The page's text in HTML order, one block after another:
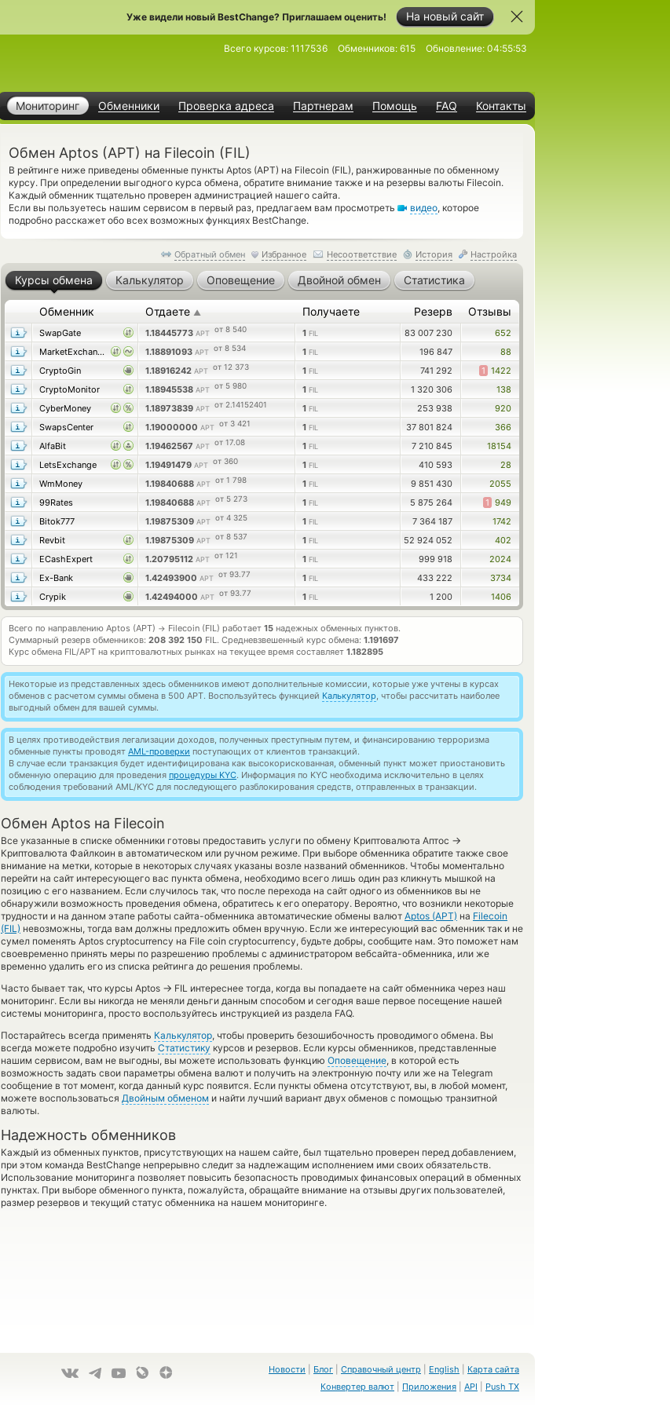
На новый сайт
Уже видели новый BestChange? Приглашаем оценить!
Мониторинг Обменники Проверка адреса Партнерам Помощь FAQ Контакты
Всего курсов: 1117536 Обменников: 615 Обновление: 04:55:53
Обмен Aptos (APT) на Filecoin (FIL)
В рейтинге ниже приведены обменные пункты Aptos (APT) на Filecoin (FIL), ранжированные по обменному
курсу. При определении выгодного курса обмена, обратите внимание также и на резервы валюты Filecoin.
Каждый обменник тщательно проверен администрацией нашего сайта.
Если вы пользуетесь нашим сервисом в первый раз, предлагаем вам просмотреть
видео, которое
подробно расскажет обо всех возможных функциях BestChange.
Обратный обмен Избранное Несоответствие История Настройка
Курсы обмена Калькулятор Оповещение Двойной обмен Статистика
Обменник Отдаете ▲ Получаете Резерв Отзывы
SwapGate 1.18445773 APT от 8 540 1 FIL 83 007 230
652
MarketExchange
1.18891093 APT от 8 534 1 FIL 196 847
88
CryptoGin
1.18916242 APT от 12 373 1 FIL 741 292 1 1422
CryptoMonitor
1.18945538 APT от 5 980 1 FIL 1 320 306
138
CyberMoney
1.18973839 APT от 2.14152401 1 FIL 253 938
920
SwapsCenter
1.19000000 APT от 3 421 1 FIL 37 801 824
366
AlfaBit
1.19462567 APT от 17.08 1 FIL 7 210 845
18154
LetsExchange
1.19491479 APT от 360 1 FIL 410 593
28
WmMoney
1.19840688 APT от 1 798 1 FIL 9 851 430
2055
99Rates
1.19840688 APT от 5 273 1 FIL 5 875 264 1 949
Bitok777
1.19875309 APT от 4 325 1 FIL 7 364 187
1742
Revbit
1.19875309 APT от 8 537 1 FIL 52 924 052
402
ECashExpert
1.20795112 APT от 121 1 FIL 999 918
2024
Ex-Bank
1.42493900 APT от 93.77 1 FIL 433 222
3734
Crypik
1.42494000 APT от 93.77 1 FIL 1 200 1406
Всего по направлению Aptos (APT) → Filecoin (FIL) работает 15 надежных обменных пунктов.
Суммарный резерв обменников: 208 392 150 FIL. Средневзвешенный курс обмена: 1.191697
Курс обмена FIL/APT на криптовалютных рынках на текущее время составляет 1.182895
Некоторые из представленных здесь обменников имеют дополнительные комиссии, которые уже учтены в курсах
обменов с расчетом суммы обмена в 500 APT. Воспользуйтесь функцией Калькулятор, чтобы рассчитать наиболее
выгодный обмен для вашей суммы.
В целях противодействия легализации доходов, полученных преступным путем, и финансированию терроризма
обменные пункты проводят AML-проверки поступающих от клиентов транзакций.
В случае если транзакция будет идентифицирована как высокорискованная, обменный пункт может приостановить
обменную операцию для проведения процедуры KYC. Информация по KYC необходима исключительно в целях
соблюдения требований AML/KYC для последующего разблокирования средств, отправленных в транзакции.
Обмен Aptos на Filecoin
Все указанные в списке обменники готовы предоставить услуги по обмену Криптовалюта Аптос →
Криптовалюта Файлкоин в автоматическом или ручном режиме. При выборе обменника обратите также свое
внимание на метки, которые в некоторых случаях указаны возле названий обменников. Чтобы моментально
перейти на сайт интересующего вас пункта обмена, необходимо всего лишь один раз кликнуть мышкой на
позицию с его названием. Если случилось так, что после перехода на сайт одного из обменников вы не
обнаружили возможность проведения обмена, обратитесь к его оператору. Вероятно, что возникли некоторые
трудности и на данном этапе работы сайта-обменника автоматические обмены валют Aptos (APT) на Filecoin
(FIL) невозможны, тогда вам должны предложить обмен вручную. Если же интересующий вас обменник так и не
сумел поменять Aptos cryptocurrency на File coin cryptocurrency, будьте добры, сообщите нам. Это поможет нам
своевременно принять меры по разрешению проблемы с администратором вебсайта-обменника, или же
временно удалить его из списка рейтинга до решения проблемы.
Часто бывает так, что курсы Aptos → FIL интереснее тогда, когда вы попадаете на сайт обменника через наш
мониторинг. Если вы никогда не меняли деньги данным способом и сегодня ваше первое посещение нашей
системы мониторинга, просто воспользуйтесь инструкцией из раздела FAQ.
Постарайтесь всегда применять Калькулятор, чтобы проверить безошибочность проводимого обмена. Вы
всегда можете подробно изучить Статистику курсов и резервов. Если курсы обменников, представленные
нашим сервисом, вам не выгодны, вы можете использовать функцию Оповещение, в которой есть
возможность задать свои параметры обмена валют и получить на электронную почту или же на Telegram
сообщение в тот момент, когда данный курс появится. Если пункты обмена отсутствуют, вы, в любой момент,
можете воспользоваться Двойным обменом и найти лучший вариант двух обменов с помощью транзитной
валюты.
Надежность обменников
Каждый из обменных пунктов, присутствующих на нашем сайте, был тщательно проверен перед добавлением,
при этом команда BestChange непрерывно следит за надлежащим исполнением ими своих обязательств.
Использование мониторинга позволяет повысить безопасность проводимых финансовых операций в обменных
пунктах. При выборе обменного пункта, пожалуйста, обращайте внимание на отзывы других пользователей,
размер резервов и текущий статус обменника на нашем мониторинге.
Новости Блог Справочный центр English
Карта сайта
Конвертер валют
Приложения API Push TX